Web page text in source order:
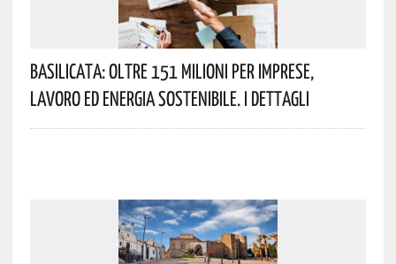
Basilicata: Oltre 151 Milioni Per Imprese,
Lavoro Ed Energia Sostenibile. I Dettagli